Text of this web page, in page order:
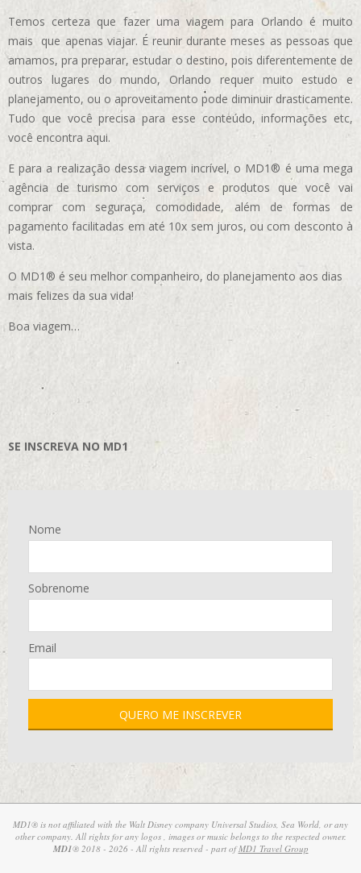
Temos certeza que fazer uma viagem para Orlando é muito
mais que apenas viajar. É reunir durante meses as pessoas que
amamos, pra preparar, estudar o destino, pois diferentemente de
outros lugares do mundo, Orlando requer muito estudo e
planejamento, ou o aproveitamento pode diminuir drasticamente.
Tudo que você precisa para esse conteúdo, informações etc,
você encontra aqui.
E para a realização dessa viagem incrível, o MD1® é uma mega
agência de turismo com serviços e produtos que você vai
comprar com seguraça, comodidade, além de formas de
pagamento facilitadas em até 10x sem juros, ou com desconto à
vista.
O MD1® é seu melhor companheiro, do planejamento aos dias
mais felizes da sua vida!
Boa viagem…
SE INSCREVA NO MD1
Nome
Sobrenome
Email
MD1® is not affiliated with the Walt Disney company Universal Studios, Sea World, or any
other company. All rights for any logos , images or music belongs to the respected owner.
MD1® 2018 - 2026 - All rights reserved - part ofMD1 Travel Group